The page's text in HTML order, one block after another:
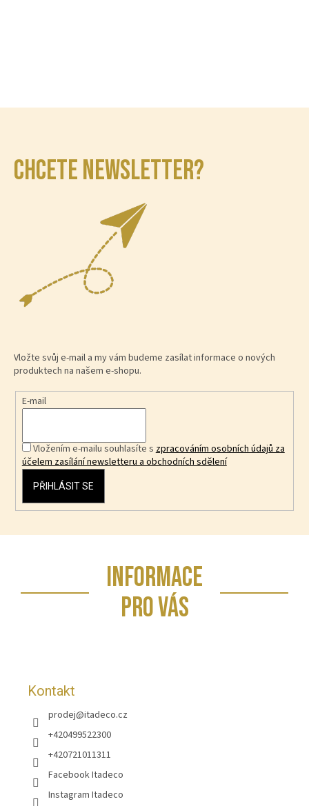
CHCETE NEWSLETTER?
Vložte svůj e-mail a my vám budeme zasílat informace o nových
produktech na našem e-shopu.
E-mail
Vložením e-mailu souhlasíte s zpracováním osobních údajů za
účelem zasílání newsletteru a obchodních sdělení
PŘIHLÁSIT SE
INFORMACE
PRO VÁS
Kontakt
prodej@itadeco.cz
+420499522300
+420721011311
Facebook Itadeco
Instagram Itadeco